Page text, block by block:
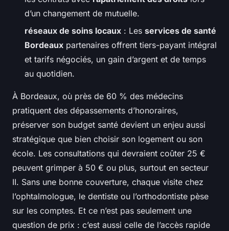
d’un changement de mutuelle.
réseaux de soins locaux : Les services de santé
Bordeaux partenaires offrent tiers-payant intégral
et tarifs négociés, un gain d’argent et de temps
au quotidien.
À Bordeaux, où près de 60 % des médecins
pratiquent des dépassements d’honoraires,
préserver son budget santé devient un enjeu aussi
stratégique que bien choisir son logement ou son
école. Les consultations qui devraient coûter 25 €
peuvent grimper à 50 € ou plus, surtout en secteur
II. Sans une bonne couverture, chaque visite chez
l’ophtalmologue, le dentiste ou l’orthodontiste pèse
sur les comptes. Et ce n’est pas seulement une
question de prix : c’est aussi celle de l’accès rapide